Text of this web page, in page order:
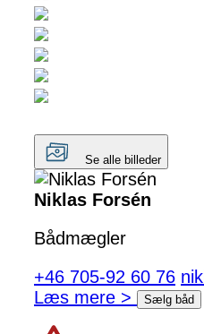
Se alle billeder
Niklas Forsén
Bådmægler
+46 705-92 60 76
Læs mere >
Sælg båd